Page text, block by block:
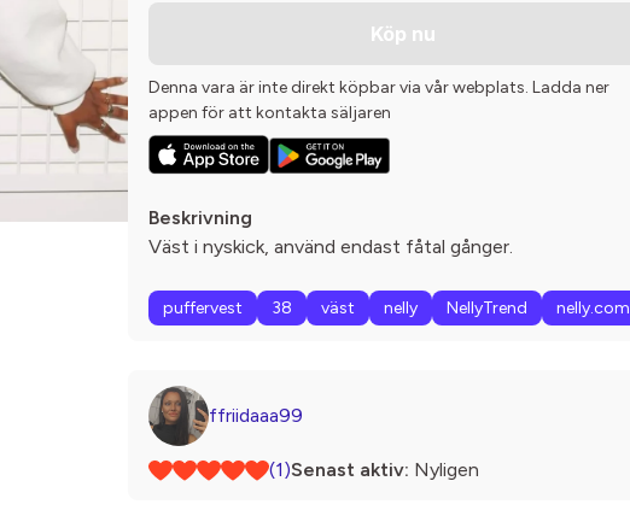
Köp nu
Denna vara är inte direkt köpbar via vår webplats. Ladda ner
appen för att kontakta säljaren
Beskrivning
Väst i nyskick, använd endast fåtal gånger.
puffervest 38 väst nelly NellyTrend nelly.com
ffriidaaa99
(1)Senast aktiv: Nyligen